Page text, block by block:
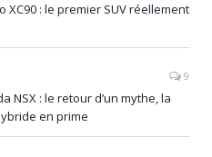
XC90 : le premier SUV réellement
9
NSX : le retour d’un mythe, la
en prime